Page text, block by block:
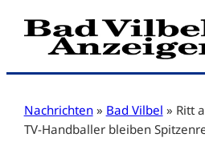
Zum
Inhalt
Nachrichten » Bad Vilbel » Ritt
TV-Handballer bleiben